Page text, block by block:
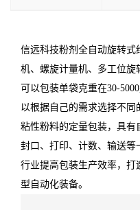
信远科技粉剂全自动旋转
机、螺旋计量机、多工位旋
可以包装单袋克重在30-
以根据自己的需求选择不
粘性粉料的定量包装，具有
封口、打印、计数、输送
行业提高包装生产效率，
型自动化装备。